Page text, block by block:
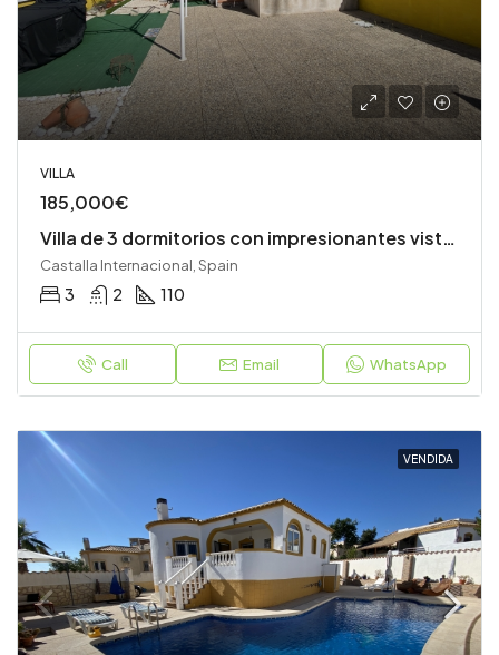
VILLA
185,000€
Villa de 3 dormitorios con impresionantes vistas
Castalla Internacional, Spain
3 2 110
Call Email WhatsApp
VENDIDA